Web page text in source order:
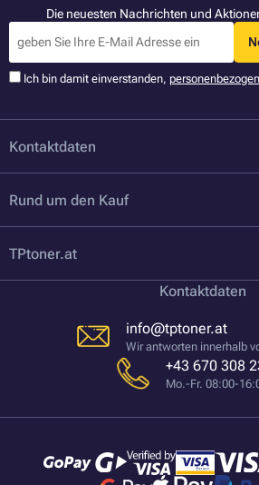
Die neuesten Nachrichten und
Ich bin damit einverstanden,
Kontaktdaten
Rund um den Kauf
TPtoner.at
Kontaktdaten
info@tptoner.at
Wir antworten innerhalb
+43 670 308
Mo.-Fr. 08:00-